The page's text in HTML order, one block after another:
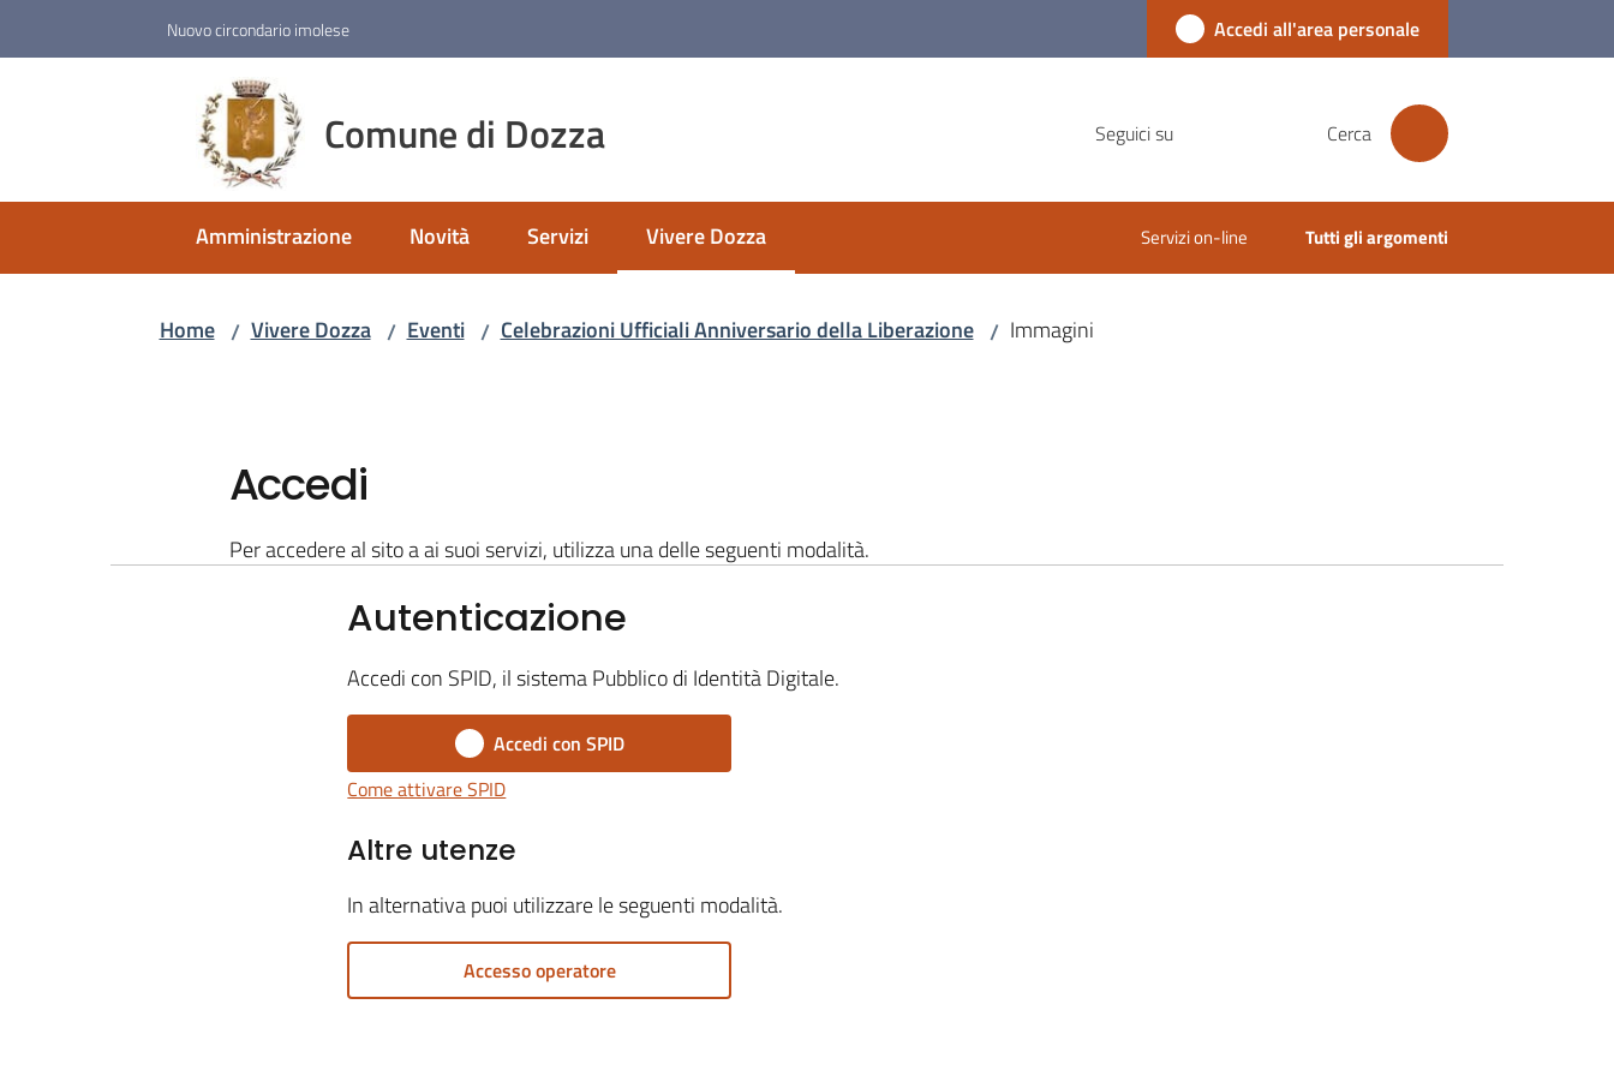
Nuovo circondario imolese Accedi all'area personale
Comune di Dozza Seguici su Cerca
Amministrazione Novità Servizi Vivere Dozza
Menu selezionato Servizi on-line Tutti gli argomenti
Home / Vivere Dozza / Eventi / Celebrazioni Ufficiali Anniversario della Liberazione / Immagini
Accedi
Per accedere al sito a ai suoi servizi, utilizza una delle seguenti modalità.
Autenticazione
Accedi con SPID, il sistema Pubblico di Identità Digitale.
Accedi con SPID
Come attivare SPID
Altre utenze
In alternativa puoi utilizzare le seguenti modalità.
Accesso operatore